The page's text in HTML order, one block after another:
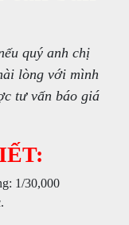
quý anh chị
lòng với mình
tư vấn báo giá
1/30,000